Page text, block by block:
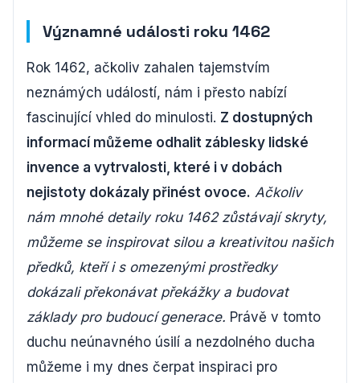
Významné události roku 1462
Rok 1462, ačkoliv zahalen tajemstvím
neznámých událostí, nám i přesto nabízí
fascinující vhled do minulosti. Z dostupných
informací můžeme odhalit záblesky lidské
invence a vytrvalosti, které i v dobách
nejistoty dokázaly přinést ovoce. Ačkoliv
nám mnohé detaily roku 1462 zůstávají skryty,
můžeme se inspirovat silou a kreativitou našich
předků, kteří i s omezenými prostředky
dokázali překonávat překážky a budovat
základy pro budoucí generace. Právě v tomto
duchu neúnavného úsilí a nezdolného ducha
můžeme i my dnes čerpat inspiraci pro